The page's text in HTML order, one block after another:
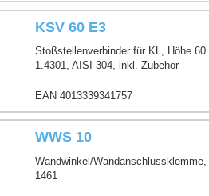
KSV 60 E3
Stoßstellenverbinder für KL, Höhe
1.4301, AISI 304, inkl. Zubehör
EAN 4013339341757
WWS 10
Wandwinkel/
1461